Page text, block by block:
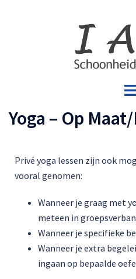
Yoga – Op
Privé yoga lessen zijn ook
vooral genomen:
Wanneer je graag met
meteen in
Wanneer je specifieke
Wanneer je extra
ingaan op bepaalde